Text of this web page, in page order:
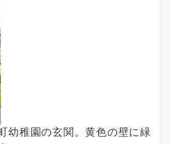
幼稚園の玄関。黄色の壁に緑